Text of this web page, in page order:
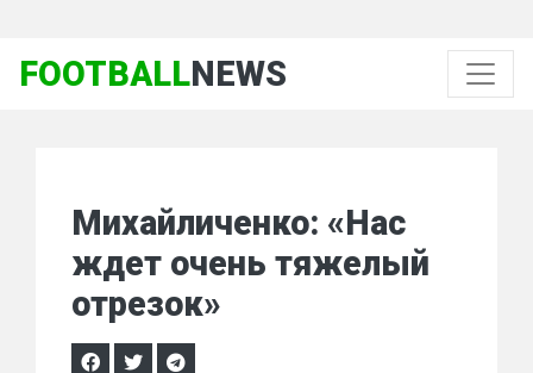
FOOTBALLNEWS
Михайличенко: «Нас
ждет очень тяжелый
отрезок»